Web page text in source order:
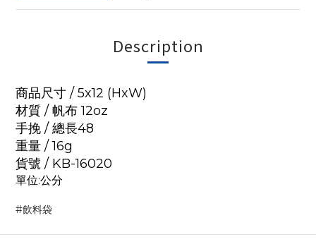
Description
商品尺寸 / 5x12 (HxW)
材質 / 帆布 12oz
手挽 / 總長48
重量 / 16g
貨號 / KB-16020
單位:公分
#飲料袋